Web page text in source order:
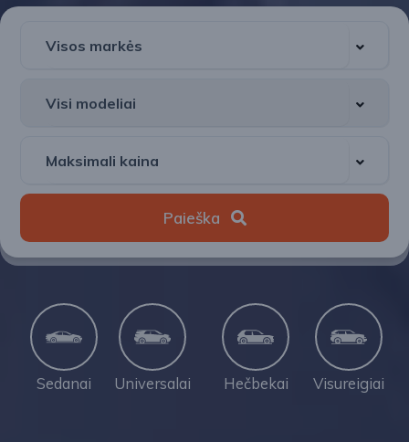
Paieška
Sedanai Universalai Hečbekai Visureigiai